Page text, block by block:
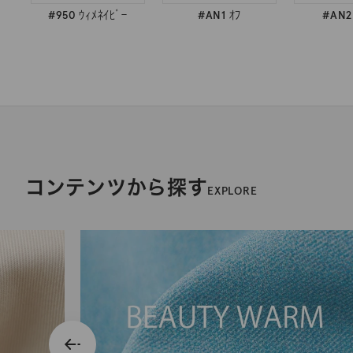
#950 ｳｨﾒﾈｲﾋﾞｰ #AN1 ｵﾌ
コンテンツから探すEXPLORE